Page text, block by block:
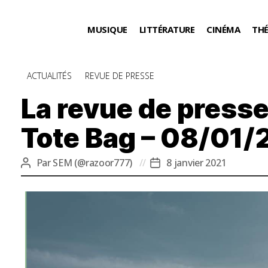
MUSIQUE LITTÉRATURE CINÉMA
Catégories
ACTUALITÉS REVUE DE PRESSE
La revue de
Tote Bag – 08/01/
Auteur
de
l’article
ParSEM (@razoor777)
Date
de
l’article
8 janvier 2021